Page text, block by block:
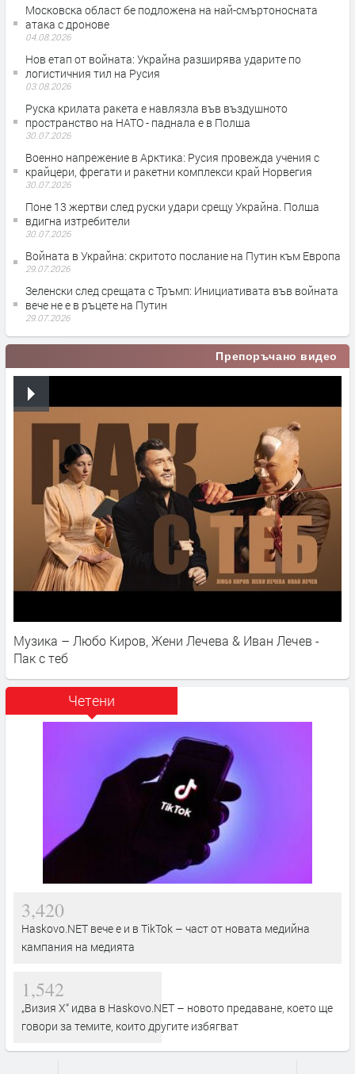
Московска област бе подложена на най-смъртоносната
атака с дронове
04.08.2026
Нов етап от войната: Украйна разширява ударите по
логистичния тил на Русия
03.08.2026
Руска крилата ракета е навлязла във въздушното
пространство на НАТО - паднала е в Полша
30.07.2026
Военно напрежение в Арктика: Русия провежда учения с
крайцери, фрегати и ракетни комплекси край Норвегия
30.07.2026
Поне 13 жертви след руски удари срещу Украйна. Полша
вдигна изтребители
30.07.2026
Войната в Украйна: скритото послание на Путин към Европа
29.07.2026
Зеленски след срещата с Тръмп: Инициативата във войната
вече не е в ръцете на Путин
29.07.2026
Препоръчано видео
Музика – Любо Киров, Жени Лечева & Иван Лечев -
Пак с теб
Четени
3,420
Haskovo.NET вече е и в TikTok – част от новата медийна
кампания на медията
1,542
„Визия Х“ идва в Haskovo.NET – новото предаване, което ще
говори за темите, които другите избягват